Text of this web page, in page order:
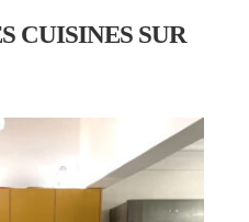
CUISINES SUR